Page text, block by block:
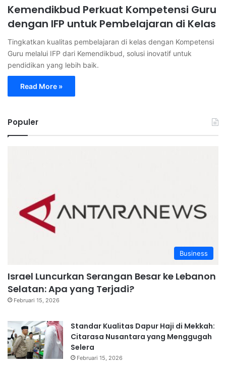
Kemendikbud Perkuat Kompetensi Guru
dengan IFP untuk Pembelajaran di Kelas
Tingkatkan kualitas pembelajaran di kelas dengan Kompetensi
Guru melalui IFP dari Kemendikbud, solusi inovatif untuk
pendidikan yang lebih baik.
Read More »
Populer
Business
Israel Luncurkan Serangan Besar ke Lebanon
Selatan: Apa yang Terjadi?
Februari 15, 2026
Standar Kualitas Dapur Haji di Mekkah:
Citarasa Nusantara yang Menggugah
Selera
Februari 15, 2026